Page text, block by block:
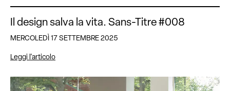
Il design salva la vita. Sans-Titre #008
MERCOLEDÌ 17 SETTEMBRE 2025
Leggi l'articolo